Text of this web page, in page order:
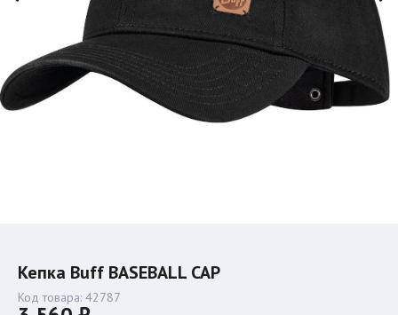
Кепка Buff BASEBALL CAP
Код товара: 42787